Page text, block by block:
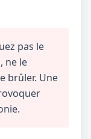
pas le
ne le
brûler. Une